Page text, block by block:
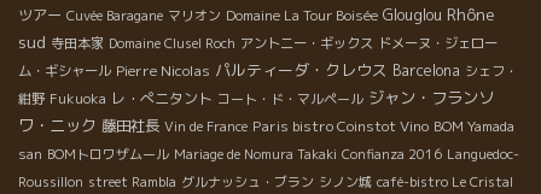
ツアー Cuvée Baragane マリオン Domaine La Tour Boisée Glouglou Rhône
sud 寺田本家 Domaine Clusel Roch アントニー・ギックス ドメーヌ・ジェロー
ム・ギシャール Pierre Nicolas パルティーダ・クレウス Barcelona シェフ・
紺野 Fukuoka レ・ぺニタント コート・ド・マルペール ジャン・フランソ
ワ・ニック 藤田社長 Vin de France Paris bistro Coinstot Vino BOM Yamada
san BOMトロワザムール Mariage de Nomura Takaki Confianza 2016 Languedoc-
Roussillon street Rambla グルナッシュ・ブラン シノン城 café-bistro Le Cristal